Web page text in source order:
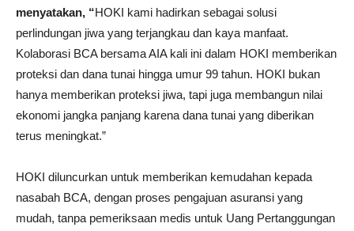
menyatakan, “HOKI kami hadirkan sebagai solusi
perlindungan jiwa yang terjangkau dan kaya manfaat.
Kolaborasi BCA bersama AIA kali ini dalam HOKI memberikan
proteksi dan dana tunai hingga umur 99 tahun. HOKI bukan
hanya memberikan proteksi jiwa, tapi juga membangun nilai
ekonomi jangka panjang karena dana tunai yang diberikan
terus meningkat.”
HOKI diluncurkan untuk memberikan kemudahan kepada
nasabah BCA, dengan proses pengajuan asuransi yang
mudah, tanpa pemeriksaan medis untuk Uang Pertanggungan